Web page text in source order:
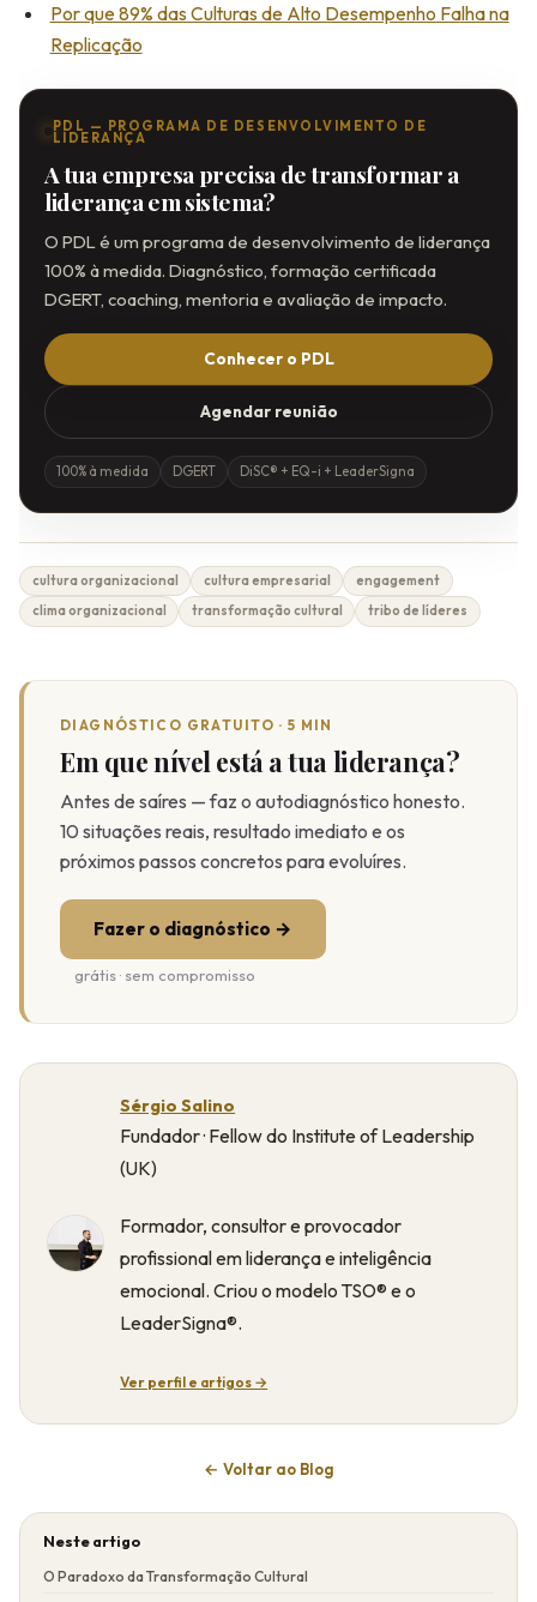
Por que 89% das Culturas de Alto Desempenho Falha na
Replicação
PDL — PROGRAMA DE DESENVOLVIMENTO DE
LIDERANÇA
A tua empresa precisa de transformar a
liderança em sistema?
O PDL é um programa de desenvolvimento de liderança
100% à medida. Diagnóstico, formação certificada
DGERT, coaching, mentoria e avaliação de impacto.
Conhecer o PDL
Agendar reunião
100% à medida DGERT DiSC® + EQ-i + LeaderSigna
cultura organizacional cultura empresarial
engagement
clima organizacional
transformação cultural tribo de líderes
DIAGNÓSTICO GRATUITO · 5 MIN
Em que nível está a tua liderança?
Antes de saíres — faz o autodiagnóstico honesto.
10 situações reais, resultado imediato e os
próximos passos concretos para evoluíres.
Fazer o diagnóstico →
grátis · sem compromisso
Sérgio Salino
Fundador · Fellow do Institute of Leadership
(UK)
Formador, consultor e provocador
profissional em liderança e inteligência
emocional. Criou o modelo TSO® e o
LeaderSigna®.
Ver perfil e artigos →
← Voltar ao Blog
Neste artigo
O Paradoxo da Transformação Cultural